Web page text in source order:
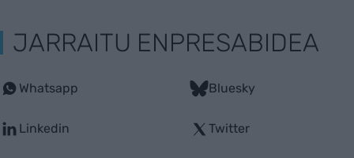
JARRAITU ENPRESABIDEA
Whatsapp
Linkedin
Bluesky
Twitter